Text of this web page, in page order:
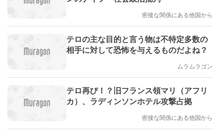
密接な関係にある他国から
テロの主な目的と言う物は不特定多数の
相手に対して恐怖を与えるものだよね？
ムラムラゴン
テロ再び！？旧フランス領マリ（アフリ
カ）、ラディンソンホテル攻撃占拠
密接な関係にある他国から